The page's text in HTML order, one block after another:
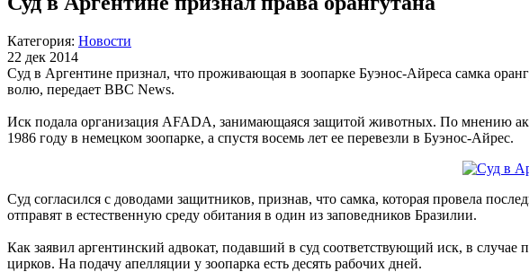
Категория: Новости
22 дек 2014
Суд в Аргентине признал, что проживающая в зоопарке Буэнос-Айреса самка
волю, передает BBC News.
Иск подала организация AFADA, занимающаяся защитой животных. По мнению
1986 году в немецком зоопарке, а спустя восемь лет ее перевезли в Буэнос-Айрес.
Суд согласился с доводами защитников, признав, что самка, которая провела
отправят в естественную среду обитания в один из заповедников Бразилии.
Как заявил аргентинский адвокат, подавший в суд соответствующий иск, в
цирков. На подачу апелляции у зоопарка есть десять рабочих дней.